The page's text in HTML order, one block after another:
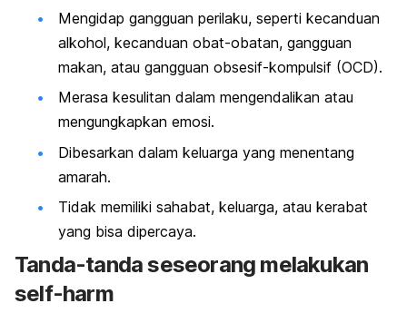
Mengidap gangguan perilaku, seperti kecanduan
alkohol, kecanduan obat-obatan, gangguan
makan, atau gangguan obsesif-kompulsif (OCD).
Merasa kesulitan dalam mengendalikan atau
mengungkapkan emosi.
Dibesarkan dalam keluarga yang menentang
amarah.
Tidak memiliki sahabat, keluarga, atau kerabat
yang bisa dipercaya.
Tanda-tanda seseorang melakukan
self-harm